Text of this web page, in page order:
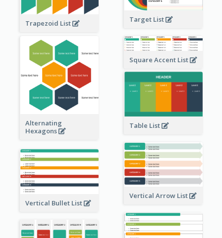
Target List
Trapezoid List
Alternating
Hexagons
Square Accent List
Table List
Vertical Arrow List
Vertical Bullet List